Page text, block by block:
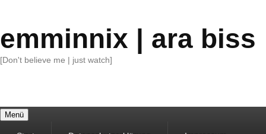
emminnix | ara biss
[Don't believe me | just watch]
Menü